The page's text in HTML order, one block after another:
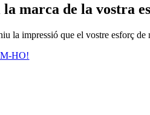
la marca de la vostra
la impressió que el vostre esforç
HO!